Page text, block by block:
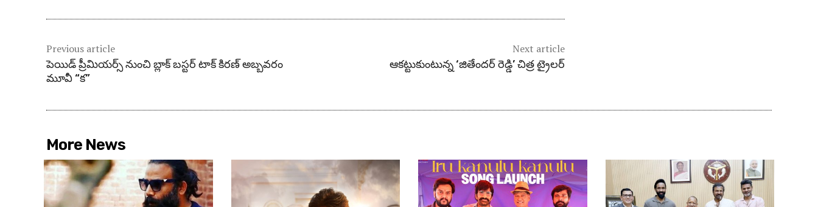
Previous article
పెయిడ్ ప్రీమియర్స్ నుంచి బ్లాక్ బస్టర్ టాక్ కిరణ్ అబ్బవరం
మూవీ “క”
Next article
ఆకట్టుకుంటున్న ‘జితేందర్ రెడ్డి’ చిత్ర ట్రైలర్
More News